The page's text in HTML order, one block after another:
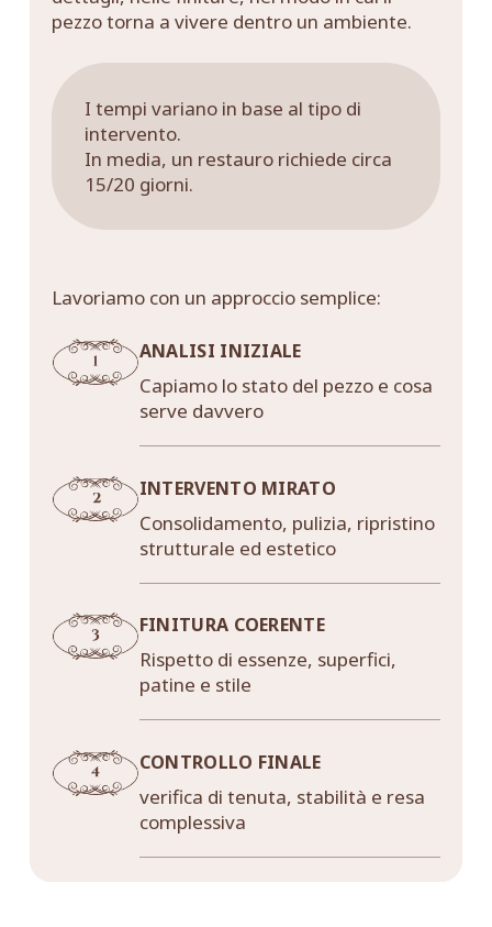
pezzo torna a vivere dentro un ambiente.
I tempi variano in base al tipo di
intervento.
In media, un restauro richiede circa
15/20 giorni.
Lavoriamo con un approccio semplice:
ANALISI INIZIALE
Capiamo lo stato del pezzo e cosa
serve davvero
INTERVENTO MIRATO
Consolidamento, pulizia, ripristino
strutturale ed estetico
FINITURA COERENTE
Rispetto di essenze, superfici,
patine e stile
CONTROLLO FINALE
verifica di tenuta, stabilità e resa
complessiva